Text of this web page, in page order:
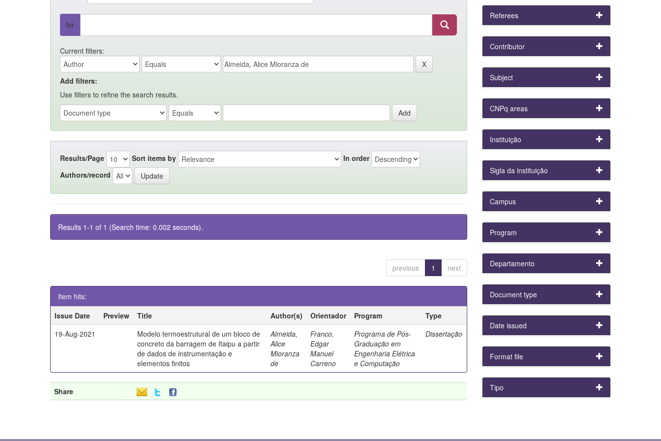
for
Current filters:
Add filters:
Use filters to refine the search results.
Results/Page Sort items by
In order
Authors/record
Results 1-1 of 1 (Search time: 0.002 seconds).
previous 1 next
Item hits:
Issue Date
Preview Title Author(s) Orientador Program
Type
19-Aug-2021
Modelo termoestrutural de um bloco de
concreto da barragem de Itaipu a partir
de dados de instrumentação e
elementos finitos
Almeida,
Alice
Mioranza
de
Franco,
Edgar
Manuel
Carreno
Programa de Pós-
Graduação em
Engenharia Elétrica
e Computação
Dissertação
Share
Referees
Contributor
Subject
CNPq areas
Instituição
Sigla da instituição
Campus
Program
Departamento
Document type
Date issued
Format file
Tipo